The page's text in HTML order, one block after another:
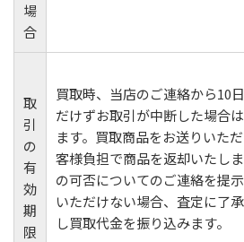
場
合
取
引
の
有
効
期
限
買取時、当店のご連絡から10
だけずお取引が中断した場合
ます。買取商品をお送りいた
客様負担で商品を返却いたし
の可否についてのご連絡を提
いただけない場合、査定に了
し買取代金を振り込みます。